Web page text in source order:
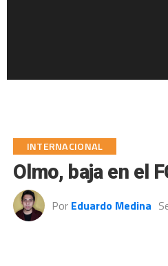
INTERNACIONAL
Olmo, baja en el
Por Eduardo Medina